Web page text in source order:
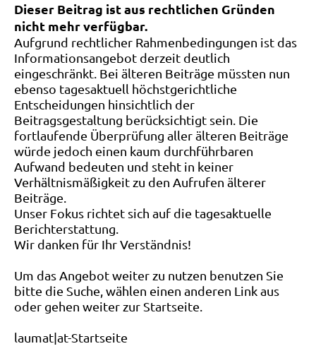
Dieser Beitrag ist aus rechtlichen Gründen
nicht mehr verfügbar.
Aufgrund rechtlicher Rahmenbedingungen ist das
Informationsangebot derzeit deutlich
eingeschränkt. Bei älteren Beiträge müssten nun
ebenso tagesaktuell höchstgerichtliche
Entscheidungen hinsichtlich der
Beitragsgestaltung berücksichtigt sein. Die
fortlaufende Überprüfung aller älteren Beiträge
würde jedoch einen kaum durchführbaren
Aufwand bedeuten und steht in keiner
Verhältnismäßigkeit zu den Aufrufen älterer
Beiträge.
Unser Fokus richtet sich auf die tagesaktuelle
Berichterstattung.
Wir danken für Ihr Verständnis!
Um das Angebot weiter zu nutzen benutzen Sie
bitte die Suche, wählen einen anderen Link aus
oder gehen weiter zur Startseite.
laumat|at-Startseite